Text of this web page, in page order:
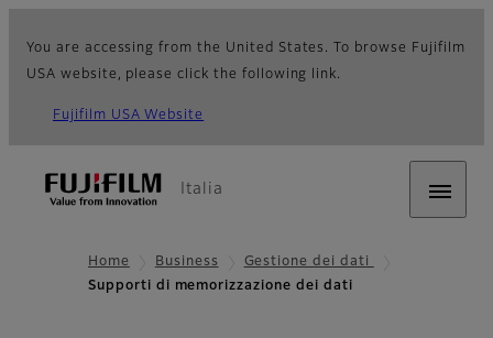
You are accessing from the United States. To browse Fujifilm
USA website, please click the following link.
Fujifilm USA Website
Italia
Home Business
Gestione dei dati
Supporti di memorizzazione dei dati